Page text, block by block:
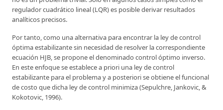
regulador cuadrático lineal (LQR) es posible derivar resultados
analíticos precisos.
Por tanto, como una alternativa para encontrar la ley de control
óptima estabilizante sin necesidad de resolver la correspondiente
ecuación HJB, se propone el denominado control óptimo inverso.
En este enfoque se establece a priori una ley de control
estabilizante para el problema y a posteriori se obtiene el funcional
de costo que dicha ley de control minimiza (Sepulchre, Jankovic, &
Kokotovic, 1996).